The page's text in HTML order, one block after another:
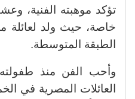
تؤكد موهبته الفنية،
خاصة، حيث ولد لعائلة
الطبقة المتوسطة.
وأحب الفن منذ
العائلات المصرية في